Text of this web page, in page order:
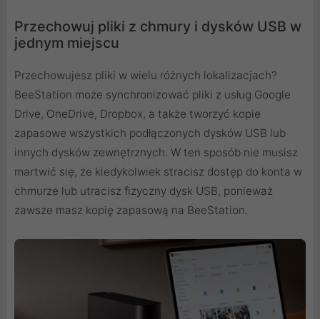
Przechowuj pliki z chmury i dysków USB w
jednym miejscu
Przechowujesz pliki w wielu różnych lokalizacjach?
BeeStation może synchronizować pliki z usług Google
Drive, OneDrive, Dropbox, a także tworzyć kopie
zapasowe wszystkich podłączonych dysków USB lub
innych dysków zewnętrznych. W ten sposób nie musisz
martwić się, że kiedykolwiek stracisz dostęp do konta w
chmurze lub utracisz fizyczny dysk USB, ponieważ
zawsze masz kopię zapasową na BeeStation.